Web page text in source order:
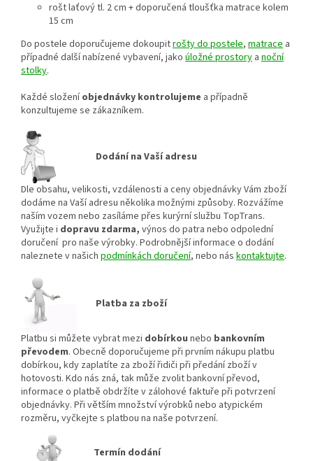
rošt laťový tl. 2 cm + doporučená tloušťka matrace kolem
15 cm
Do postele doporučujeme dokoupitrošty do postele, matrace a
případné další nabízené vybavení, jako úložné prostory a noční
stolky.
Každé složeníobjednávky kontrolujeme a případně
konzultujeme se zákazníkem.
Dodání na Vaší adresu
Dle obsahu, velikosti, vzdálenosti a ceny objednávky Vám zboží
dodáme na Vaší adresu několika možnými způsoby. Rozvážíme
naším vozem nebo zasíláme přes kurýrní službu TopTrans.
Využijte i dopravu zdarma, výnos do patra nebo odpolední
doručení pro naše výrobky. Podrobnější informace o dodání
naleznete v našich podmínkách doručení, nebo nás kontaktujte.
Platba za zboží
Platbu si můžete vybrat mezi dobírkou nebo bankovním
převodem. Obecně doporučujeme při prvním nákupu platbu
dobírkou, kdy zaplatíte za zboží řidiči při předání zboží v
hotovosti. Kdo nás zná, tak může zvolit bankovní převod,
informace o platbě obdržíte v zálohové faktuře při potvrzení
objednávky. Při větším množství výrobků nebo atypickém
rozměru, vyčkejte s platbou na naše potvrzení.
Termín dodání